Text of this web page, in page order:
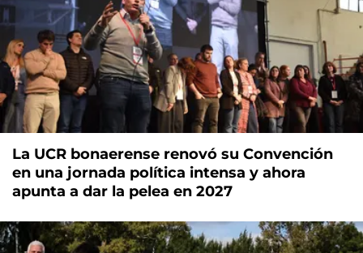
La UCR bonaerense renovó su Convención
en una jornada política intensa y ahora
apunta a dar la pelea en 2027